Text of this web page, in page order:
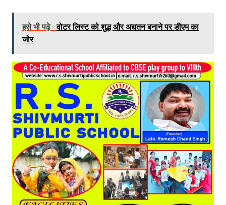
इसे भी पढ़े वोटर लिस्ट को शुद्ध और अद्यतन बनाने पर डीएम का
जोर